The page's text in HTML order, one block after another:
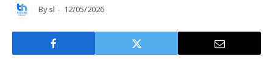
Bysl 12/05/2026